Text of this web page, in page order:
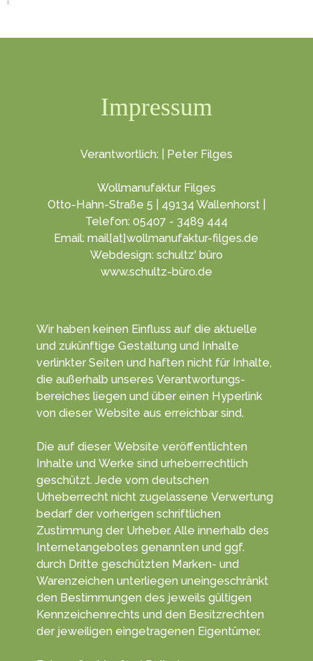
Impressum
Verantwortlich: | Peter Filges
Wollmanufaktur Filges
Otto-Hahn-Straße 5 | 49134 Wallenhorst |
Telefon: 05407 - 3489 444
Email: mail[at]wollmanufaktur-filges.de
Webdesign: schultz' büro
www.schultz-büro.de
Wir haben keinen Ein­fluss auf die aktuelle
und zukünf­tige Gestal­tung und Inhalte
verlinkter Seiten und haften nicht für Inhalte,
die außerhalb unseres Verant­wortungs­
bereiches liegen und über einen Hyper­link
von dieser Web­site aus erreichbar sind.
Die auf dieser Website veröffentlichten
Inhalte und Werke sind urheber­rechtlich
geschützt. Jede vom deutschen
Urheberrecht nicht zugelassene Verwertung
bedarf der vorherigen schriftlichen
Zustimmung der Urheber. Alle innerhalb des
Internetangebotes genannten und ggf.
durch Dritte geschützten Marken- und
Waren­zeichen unter­liegen unein­geschränkt
den Bestim­mungen des jeweils gültigen
Kenn­zeichen­rechts und den Besitz­rechten
der jeweiligen einge­tragenen Eigen­tümer.